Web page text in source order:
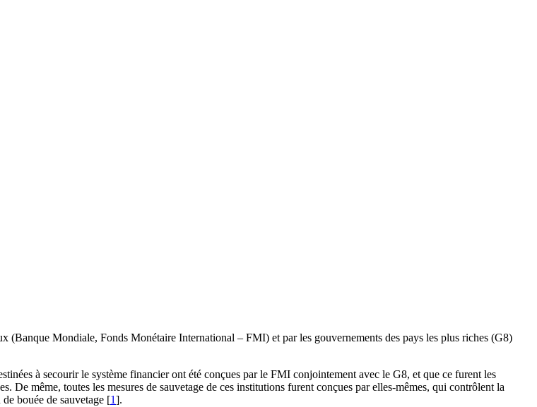
(Banque Mondiale, Fonds Monétaire International – FMI) et par les gouvernements des pays les plus riches (G8)
à secourir le système financier ont été conçues par le FMI conjointement avec le G8, et que ce furent les
De même, toutes les mesures de sauvetage de ces institutions furent conçues par elles-mêmes, qui contrôlent la
bouée de sauvetage [1].